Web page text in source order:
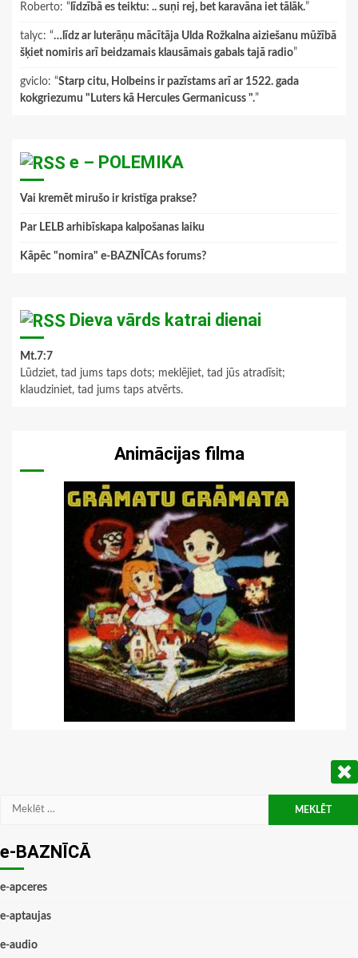
Roberto: “ līdzībā es teiktu: .. suņi rej, bet karavāna iet tālāk.”
talyc: “…līdz ar luterāņu mācītāja Ulda Rožkalna aiziešanu mūžībā
šķiet nomiris arī beidzamais klausāmais gabals tajā radio”
gviclo: “Starp citu, Holbeins ir pazīstams arī ar 1522. gada
kokgriezumu "Luters kā Hercules Germanicuss ".”
e – POLEMIKA
Vai kremēt mirušo ir kristīga prakse?
Par LELB arhibīskapa kalpošanas laiku
Kāpēc "nomira" e-BAZNĪCAs forums?
Dieva vārds katrai dienai
Mt.7:7
Lūdziet, tad jums taps dots; meklējiet, tad jūs atradīsit;
klaudziniet, tad jums taps atvērts.
Animācijas filma
Meklēt:
e-BAZNĪCĀ
e-apceres
e-aptaujas
e-audio